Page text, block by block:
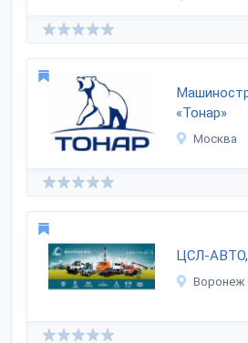
«Тонар»
Москва
ЦСЛ-
Воронеж